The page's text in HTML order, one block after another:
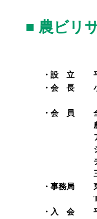
■ 農ビリ
・設 立
・会 長
・会 員
・事務局
・入 会